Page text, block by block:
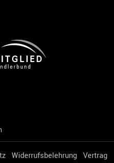
Widerrufsbelehrung Vertrag